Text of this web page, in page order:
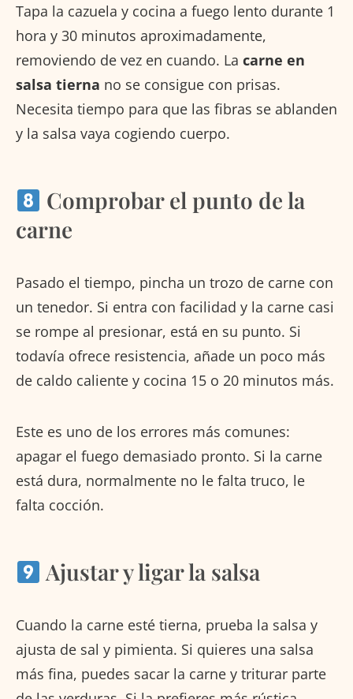
Tapa la cazuela y cocina a fuego lento durante 1
hora y 30 minutos aproximadamente,
removiendo de vez en cuando. La carne en
salsa tierna no se consigue con prisas.
Necesita tiempo para que las fibras se ablanden
y la salsa vaya cogiendo cuerpo.
Comprobar el punto de la
carne
Pasado el tiempo, pincha un trozo de carne con
un tenedor. Si entra con facilidad y la carne casi
se rompe al presionar, está en su punto. Si
todavía ofrece resistencia, añade un poco más
de caldo caliente y cocina 15 o 20 minutos más.
Este es uno de los errores más comunes:
apagar el fuego demasiado pronto. Si la carne
está dura, normalmente no le falta truco, le
falta cocción.
Ajustar y ligar la salsa
Cuando la carne esté tierna, prueba la salsa y
ajusta de sal y pimienta. Si quieres una salsa
más fina, puedes sacar la carne y triturar parte